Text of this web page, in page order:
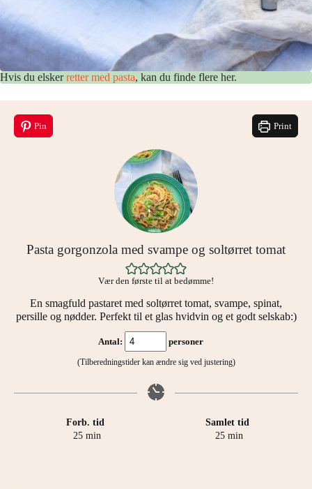
Hvis du elskerretter med pasta, kan du finde flere her.
Pin Print
Pasta gorgonzola med svampe og soltørret tomat
Vær den første til at bedømme!
En smagfuld pastaret med soltørret tomat, svampe, spinat,
persille og nødder. Perfekt til et glas hvidvin og et godt selskab:)
Antal: personer
(Tilberedningstider kan ændre sig ved justering)
Forb. tid
25minutter
min
Samlet tid
25minutter
min